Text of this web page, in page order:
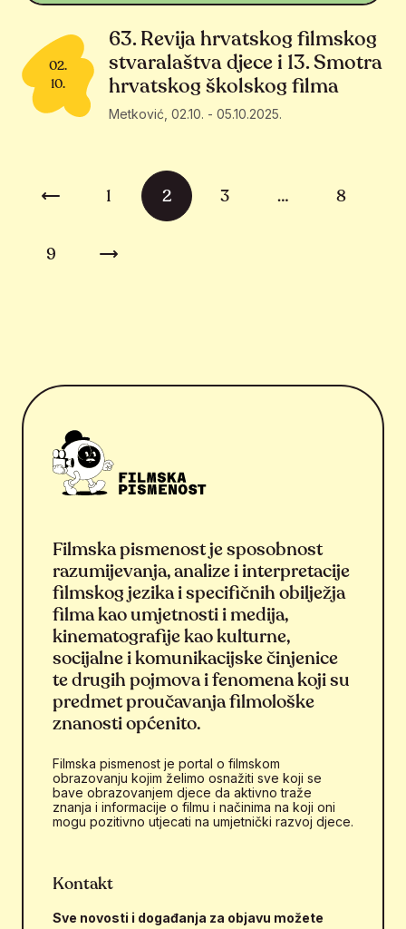
02.
10.
63. Revija hrvatskog filmskog
stvaralaštva djece i 13. Smotra
hrvatskog školskog filma
Metković 02.10. - 05.10.2025.
Brojevi stranica objava
Prethodna stranica
1 2 3 … 8
9 Sljedeća stranica
Filmska pismenost je sposobnost
razumijevanja, analize i interpretacije
filmskog jezika i specifičnih obilježja
filma kao umjetnosti i medija,
kinematografije kao kulturne,
socijalne i komunikacijske činjenice
te drugih pojmova i fenomena koji su
predmet proučavanja filmološke
znanosti općenito.
Filmska pismenost je portal o filmskom
obrazovanju kojim želimo osnažiti sve koji se
bave obrazovanjem djece da aktivno traže
znanja i informacije o filmu i načinima na koji oni
mogu pozitivno utjecati na umjetnički razvoj djece.
Kontakt
Sve novosti i događanja za objavu možete